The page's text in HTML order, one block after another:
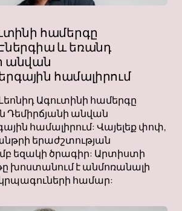
համերգը
և եռանդ
անվան
համալիրում
Ագուտինի համերգը
Դեմիրճյանի անվան
համալիրում: Վայելեք փոփ,
երաժշտության
եզակի ծրագիր: Արտիստի
խոստանում է անմոռանալի
համար: